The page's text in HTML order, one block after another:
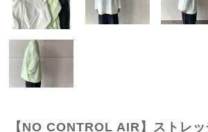
【NO CONTROL AIR】ストレ